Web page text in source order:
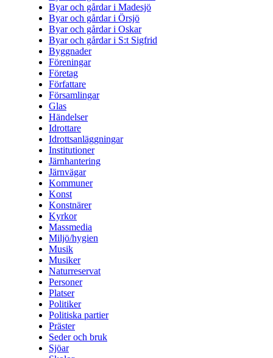
Byar och gårdar i Madesjö
Byar och gårdar i Örsjö
Byar och gårdar i Oskar
Byar och gårdar i S:t Sigfrid
Byggnader
Föreningar
Företag
Författare
Församlingar
Glas
Händelser
Idrottare
Idrottsanläggningar
Institutioner
Järnhantering
Järnvägar
Kommuner
Konst
Konstnärer
Kyrkor
Massmedia
Miljö/hygien
Musik
Musiker
Naturreservat
Personer
Platser
Politiker
Politiska partier
Präster
Seder och bruk
Sjöar